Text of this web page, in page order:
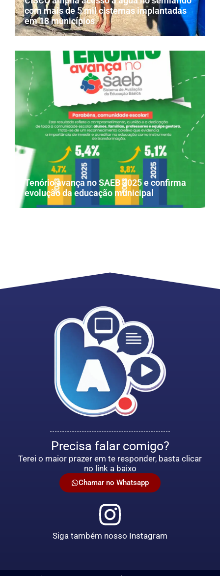
com mais de 5 mil cisternas implantadas
em 18 municípios
Tenório avança no SAEB 2025 e confirma
evolução da educação municipal
Precisa falar comigo?
Terei o maior prazer em te responder, basta clicar
no link a baixo
Chamar no Whatsapp
Siga também nosso Instagram